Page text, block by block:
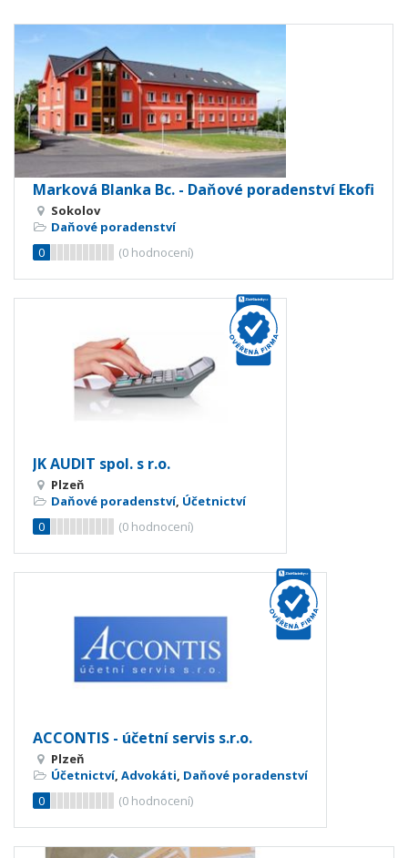
Marková Blanka Bc. - Daňové poradenství Ekofi
Sokolov
Daňové poradenství
0
(0 hodnocení)
JK AUDIT spol. s r.o.
Plzeň
Daňové poradenství, Účetnictví
0
(0 hodnocení)
ACCONTIS - účetní servis s.r.o.
Plzeň
Účetnictví, Advokáti Daňové poradenství
0
(0 hodnocení)